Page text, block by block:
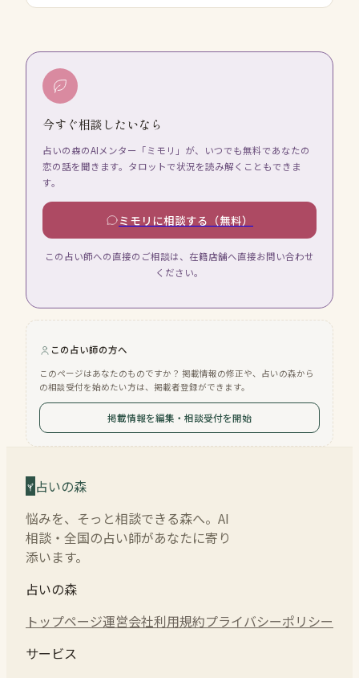
今すぐ相談したいなら
占いの森のAIメンター「ミモリ」が、いつでも無料であなたの
恋の話を聞きます。タロットで状況を読み解くこともできま
す。
ミモリに相談する（無料）
この占い師への直接のご相談は、在籍店舗へ直接お問い合わせ
ください。
この占い師の方へ
このページはあなたのものですか？ 掲載情報の修正や、占いの森から
の相談受付を始めたい方は、掲載者登録ができます。
掲載情報を編集・相談受付を開始
占いの森
悩みを、そっと相談できる森へ。AI
相談・全国の占い師があなたに寄り
添います。
占いの森
トップページ運営会社利用規約プライバシーポリシー
サービス